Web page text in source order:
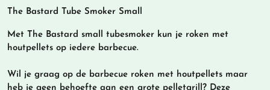
The Bastard Tube Smoker Small
Met The Bastard small tubesmoker kun je roken met
houtpellets op iedere barbecue.
Wil je graag op de barbecue roken met houtpellets maar
heb je geen behoefte aan een grote pelletgrill? Deze